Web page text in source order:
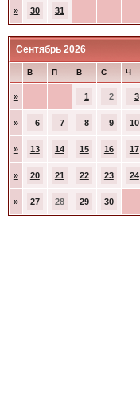
» 30 31
Сентябрь 2026
В П В С Ч
» 1 2 3
» 6 7 8 9 10
» 13 14 15 16 17
» 20 21 22 23 24
» 27 28 29 30